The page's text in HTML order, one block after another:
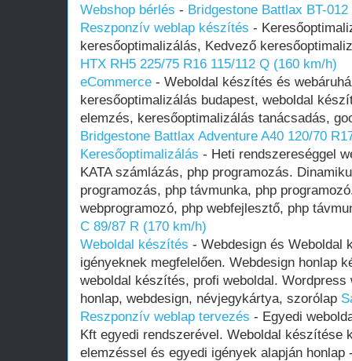
Webshop bérlés - Bridgestone Battlax BT-012
Reszponzív weblap készítés -
keresőoptimalizálás, Kedvező
HTX RH5 225/75 R16 115/112 Q (160 km/h)
eCommerce - Weboldal készítés és
keresőoptimalizálás budapest, weboldal
elemzés, keresőoptimalizálás tanácsadás,
Bridgestone Battlax Adventure A40 120/70
Keresőoptimalizálás - Heti rendszereséggel
KATA számlázás, php programozás.
programozás, php távmunka, php
webprogramozó, php webfejlesztő, php
C 89/87 R (170 km/h)
Weboldal készítés - Webdesign és Weboldal
igényeknek megfelelően. Webdesign honlap
weboldal készítés, profi weboldal.
honlap, webdesign, névjegykártya, szorólap
Reszponzív weblap tervezés - Egyedi
Kft egyedi rendszerével. Weboldal készítése
elemzéssel és egyedi igények alapján